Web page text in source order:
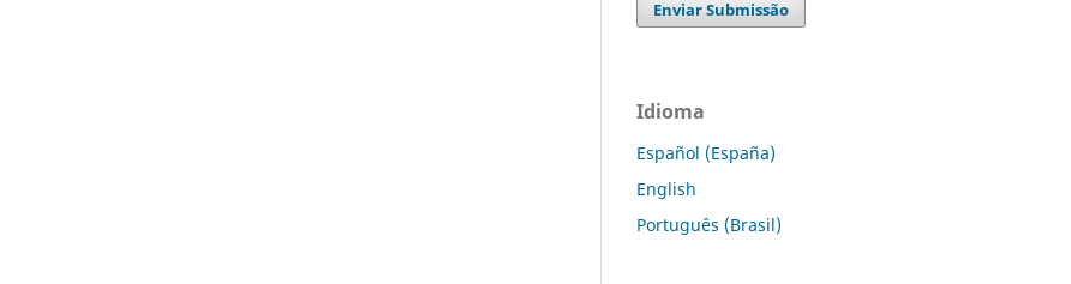
Enviar Submissão
Idioma
Español (España)
English
Português (Brasil)